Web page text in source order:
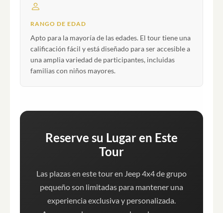
RANGO DE EDAD
Apto para la mayoría de las edades. El tour tiene una
calificación fácil y está diseñado para ser accesible a
una amplia variedad de participantes, incluidas
familias con niños mayores.
Reserve su Lugar en Este
Tour
Las plazas en este tour en Jeep 4x4 de grupo
pequeño son limitadas para mantener una
experiencia exclusiva y personalizada.